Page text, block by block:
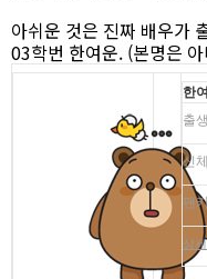
아쉬운 것은 진짜 배우가
03학번 한여운. (본명은
한
출생
신체
팬
상